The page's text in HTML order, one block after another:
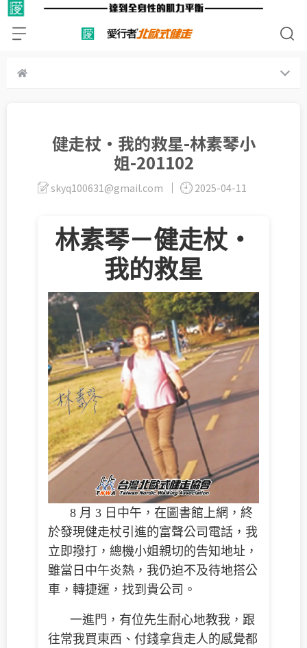
健走杖‧我的救星-林素琴小
姐-201102
skyq100631@gmail.com 2025-04-11
林素琴－健走杖‧
我的救星
8 月 3 日中午，在圖書館上網，終
於發現健走杖引進的富聲公司電話，我
立即撥打，總機小姐親切的告知地址，
雖當日中午炎熱，我仍迫不及待地搭公
車，轉捷運，找到貴公司。
一進門，有位先生耐心地教我，跟
往常我買東西、付錢拿貨走人的感覺都